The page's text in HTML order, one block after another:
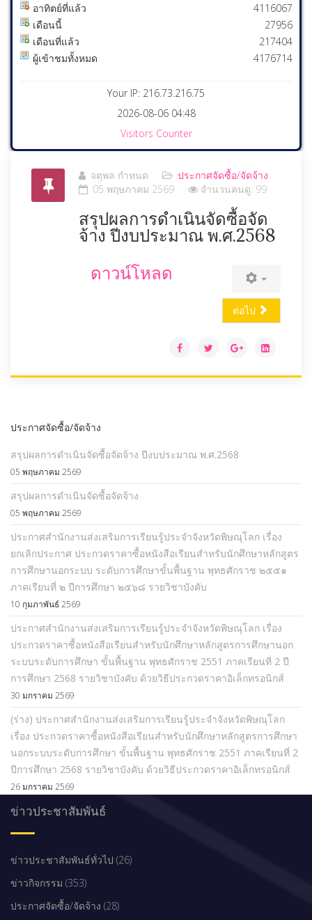
อาทิตย์ที่แล้ว
เดือนนี้
เดือนที่แล้ว
ผู้เข้าชมทั้งหมด
4116067
27956
217404
4176714
Your IP: 216.73.216.75
2026-08-06 04:48
Visitors Counter
จตุพล กำหนด
ประกาศจัดซื้อ/จัดจ้าง
05 พฤษภาคม 2569
จำนวนคนดู: 99
สรุปผลการดำเนินจัดซื้อจัด
จ้าง ปีงบประมาณ พ.ศ.2568
ดาวน์โหลด
ต่อไป
ประกาศจัดซื้อ/จัดจ้าง
สรุปผลการดำเนินจัดซื้อจัดจ้าง ปีงบประมาณ พ.ศ.2568
05 พฤษภาคม 2569
สรุปผลการดำเนินจัดซื้อจัดจ้าง
05 พฤษภาคม 2569
ประกาศสำนักงานส่งเสริมการเรียนรู้ประจำจังหวัดพิษณุโลก เรื่อง
ยกเลิกประกาศ ประกวดราคาซื้อหนังสือเรียนสำหรับนักศึกษาหลักสูตร
การศึกษานอกระบบ ระดับการศึกษาขั้นพื้นฐาน พุทธศักราช ๒๕๕๑
ภาคเรียนที่ ๒ ปีการศึกษา ๒๕๖๘ รายวิชาบังคับ
10 กุมภาพันธ์ 2569
ประกาศสำนักงานส่งเสริมการเรียนรู้ประจำจังหวัดพิษณุโลก เรื่อง
ประกวดราคาซื้อหนังสือเรียนสำหรับนักศึกษาหลักสูตรการศึกษานอก
ระบบระดับการศึกษา ขั้นพื้นฐาน พุทธศักราช 2551 ภาคเรียนที่ 2 ปี
การศึกษา 2568 รายวิชาบังคับ ด้วยวิธีประกวดราคาอิเล็กทรอนิกส์
30 มกราคม 2569
(ร่าง) ประกาศสำนักงานส่งเสริมการเรียนรู้ประจำจังหวัดพิษณุโลก
เรื่อง ประกวดราคาซื้อหนังสือเรียนสำหรับนักศึกษาหลักสูตรการศึกษา
นอกระบบระดับการศึกษา ขั้นพื้นฐาน พุทธศักราช 2551 ภาคเรียนที่ 2
ปีการศึกษา 2568 รายวิชาบังคับ ด้วยวิธีประกวดราคาอิเล็กทรอนิกส์
26 มกราคม 2569
ข่าวประชาสัมพันธ์
ข่าวประชาสัมพันธ์ทั่วไป (26)
ข่าวกิจกรรม (353)
ประกาศจัดซื้อ/จัดจ้าง (28)